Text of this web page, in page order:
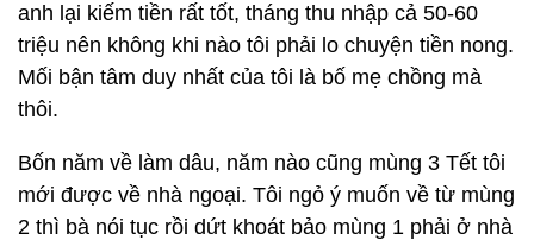
anh lại kiếm tiền rất tốt, tháng thu nhập cả 50-60
triệu nên không khi nào tôi phải lo chuyện tiền nong.
Mối bận tâm duy nhất của tôi là bố mẹ chồng mà
thôi.
Bốn năm về làm dâu, năm nào cũng mùng 3 Tết tôi
mới được về nhà ngoại. Tôi ngỏ ý muốn về từ mùng
2 thì bà nói tục rồi dứt khoát bảo mùng 1 phải ở nhà